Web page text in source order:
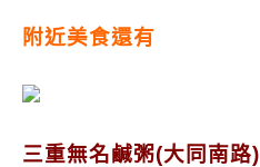
附近美食還有
三重無名鹹粥(大同南路)